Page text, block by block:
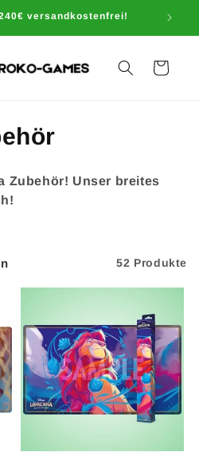
versandkostenfrei!
Warenkorb
Zubehör! Unser breites
52 Produkte